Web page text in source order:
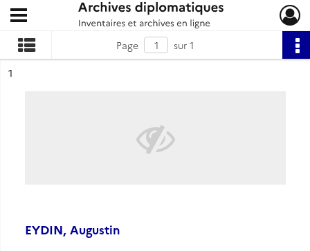
Archives diplomatiques
Ouvrir le menu déroulant
Page
sur 1
n°
1
EYDIN, Augustin